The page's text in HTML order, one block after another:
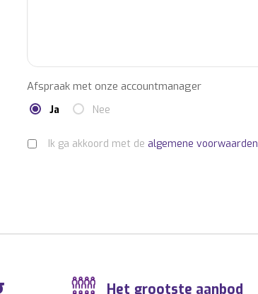
Afspraak met onze accountmanager
Ja Nee
Ik ga akkoord met de algemene voorwaarden
Het grootste aanbod